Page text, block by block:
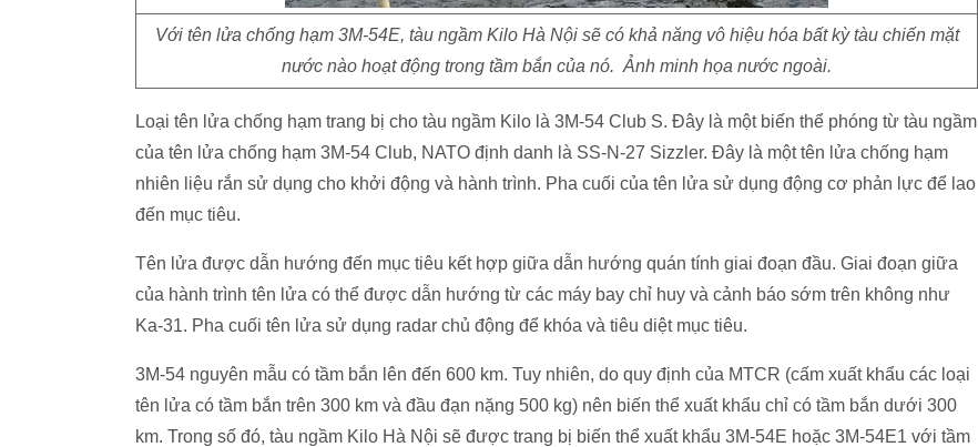
Với tên lửa chống hạm 3M-54E, tàu ngầm Kilo Hà Nội sẽ có khả năng vô hiệu hóa bất kỳ tàu chiến mặt
nước nào hoạt động trong tầm bắn của nó. Ảnh minh họa nước ngoài.
Loại tên lửa chống hạm trang bị cho tàu ngầm Kilo là 3M-54 Club S. Đây là một biến thể phóng từ tàu ngầm
của tên lửa chống hạm 3M-54 Club, NATO định danh là SS-N-27 Sizzler. Đây là một tên lửa chống hạm
nhiên liệu rắn sử dụng cho khởi động và hành trình. Pha cuối của tên lửa sử dụng động cơ phản lực để lao
đến mục tiêu.
Tên lửa được dẫn hướng đến mục tiêu kết hợp giữa dẫn hướng quán tính giai đoạn đầu. Giai đoạn giữa
của hành trình tên lửa có thể được dẫn hướng từ các máy bay chỉ huy và cảnh báo sớm trên không như
Ka-31. Pha cuối tên lửa sử dụng radar chủ động để khóa và tiêu diệt mục tiêu.
3M-54 nguyên mẫu có tầm bắn lên đến 600 km. Tuy nhiên, do quy định của MTCR (cấm xuất khẩu các loại
tên lửa có tầm bắn trên 300 km và đầu đạn nặng 500 kg) nên biến thể xuất khẩu chỉ có tầm bắn dưới 300
km. Trong số đó, tàu ngầm Kilo Hà Nội sẽ được trang bị biến thể xuất khẩu 3M-54E hoặc 3M-54E1 với tầm